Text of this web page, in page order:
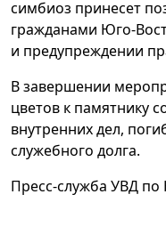
симбиоз принесет
гражданами Юго-
и предупреждении
В завершении
цветов к памятнику
внутренних дел,
служебного долга.
Пресс-служба УВД